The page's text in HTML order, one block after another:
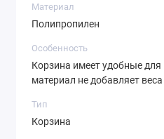
Материал
Полипропилен
Особенность
Корзина имеет удобные для
материал не добавляет
Тип
Корзина